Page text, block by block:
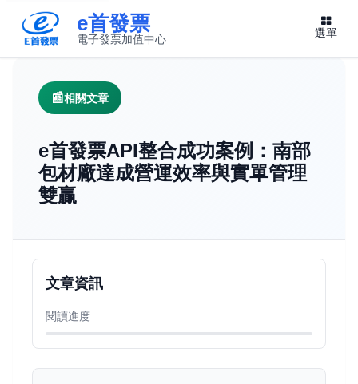
e首發票
電子發票加值中心 選單
相關文章
e首發票API整合成功案例：南部
包材廠達成營運效率與實單管理
雙贏
文章資訊
閱讀進度